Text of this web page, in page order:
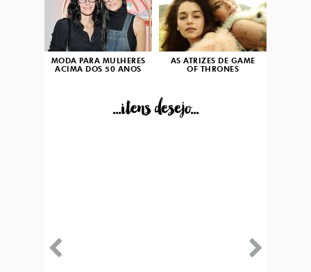
MODA PARA MULHERES
ACIMA DOS 50 ANOS
AS ATRIZES DE GAME
OF THRONES
...itens desejo...